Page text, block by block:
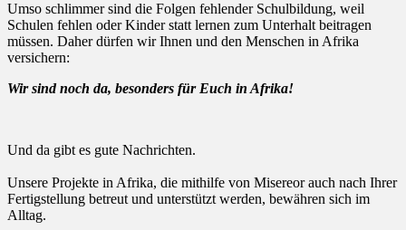
Umso schlimmer sind die Folgen fehlender Schulbildung, weil
Schulen fehlen oder Kinder statt lernen zum Unterhalt beitragen
müssen. Daher dürfen wir Ihnen und den Menschen in Afrika
versichern:
Wir sind noch da, besonders für Euch in Afrika!
Und da gibt es gute Nachrichten.
Unsere Projekte in Afrika, die mithilfe von Misereor auch nach Ihrer
Fertigstellung betreut und unterstützt werden, bewähren sich im
Alltag.